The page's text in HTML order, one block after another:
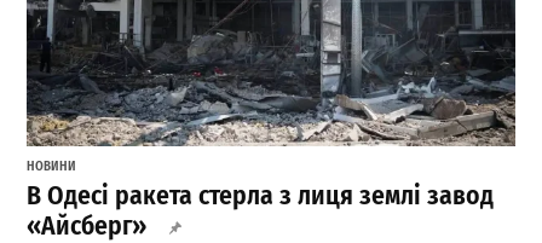
НОВИНИ
В Одесі ракета стерла з лиця землі завод
«Айсберг»